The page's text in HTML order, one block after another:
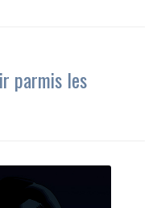
parmis les